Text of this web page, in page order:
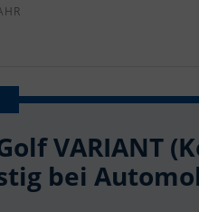
VARIANT
bei